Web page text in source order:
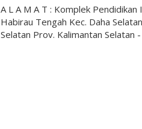
A L A M A T : Komplek
Habirau Tengah Kec. Daha
Selatan Prov. Kalimantan Selatan